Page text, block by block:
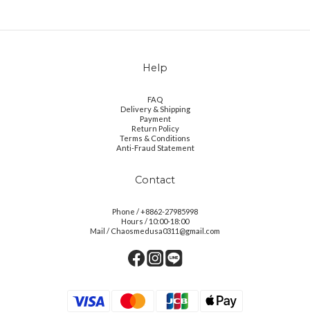
Help
FAQ
Delivery & Shipping
Payment
Return Policy
Terms & Conditions
Anti-Fraud Statement
Contact
Phone / +8862-27985998
Hours / 10:00-18:00
Mail / Chaosmedusa0311@gmail.com